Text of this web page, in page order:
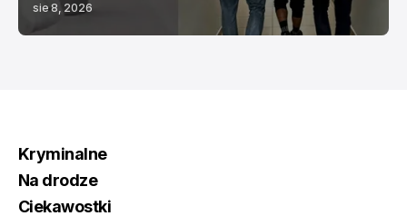
sie 8, 2026
Kryminalne
Na drodze
Ciekawostki